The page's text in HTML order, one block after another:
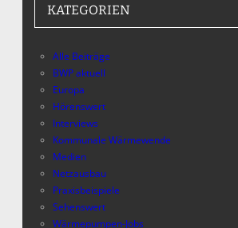
KATEGORIEN
Alle Beiträge
BWP aktuell
Europa
Hörenswert
Interviews
Kommunale Wärmewende
Medien
Netzausbau
Praxisbeispiele
Sehenswert
Wärmepumpen-Jobs